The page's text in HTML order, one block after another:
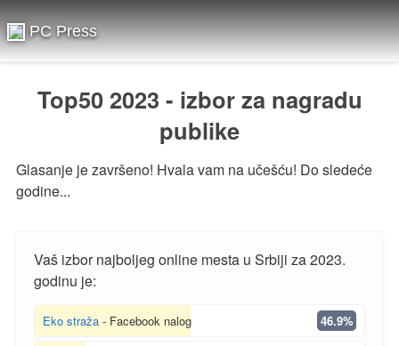
PC Press
Top50 2023 - izbor za nagradu
publike
Glasanje je završeno! Hvala vam na učešću! Do sledeće
godine...
Vaš izbor najboljeg online mesta u Srbiji za 2023.
godinu je:
Eko straža- Facebook nalog 46.9%